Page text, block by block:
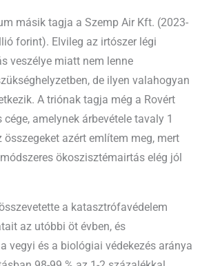
másik tagja a Szemp Air Kft. (2023-
forint). Elvileg az irtószer légi
veszélye miatt nem lenne
de ilyen valahogyan
A triónak tagja még a Rovért
amelynek árbevétele tavaly 1
azért említem meg, mert
ökoszisztémairtás elég jól
a katasztrófavédelem
az utóbbi öt évben, és
vegyi és a biológiai védekezés aránya